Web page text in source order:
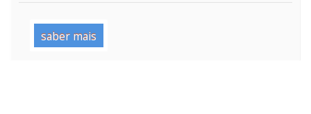
saber mais